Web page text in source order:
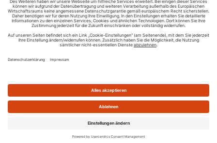
RSS-Verzeichnis.de © 2003-2026
Impressum
Kontakt
Datenschutzinformation
Cookie-Einstellungen
Was ist ein RSS Feed?
Die besten RSS Reader
101-200|200-300